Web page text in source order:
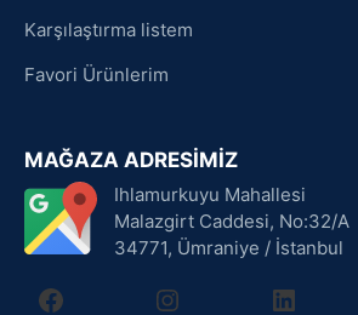
Karşılaştırma listem
Favori Ürünlerim
MAĞAZA ADRESİMİZ
Ihlamurkuyu Mahallesi
Malazgirt Caddesi, No:32/A
34771, Ümraniye / İstanbul
facebookinstagramlinkedin